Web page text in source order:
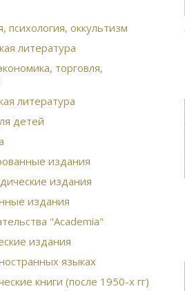
психология, оккультизм
литература
торговля,
литература
детей
издания
издания
издания
"Academia"
издания
языках
книги (после 1950-х гг)